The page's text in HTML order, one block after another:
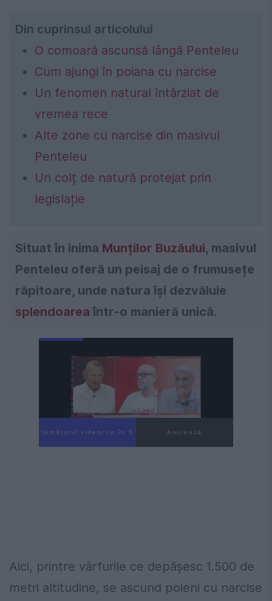
Din cuprinsul articolului
O comoară ascunsă lângă Penteleu
Cum ajungi în poiana cu narcise
Un fenomen natural întârziat de
vremea rece
Alte zone cu narcise din masivul
Penteleu
Un colț de natură protejat prin
legislație
Situat în inima Munților Buzăului, masivul
Penteleu oferă un peisaj de o frumusețe
răpitoare, unde natura își dezvăluie
splendoarea într-o manieră unică.
Următorul videoclip în 4 Anulează
Aici, printre vârfurile ce depășesc 1.500 de
metri altitudine, se ascund poieni cu narcise